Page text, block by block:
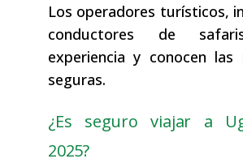
Los operadores turísticos,
conductores de
experiencia y conocen
seguras.
¿Es seguro viajar a
2025?